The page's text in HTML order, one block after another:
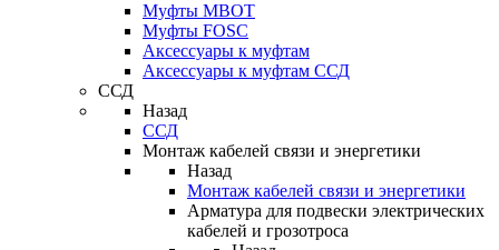
Муфты МВОТ
Муфты FOSC
Аксессуары к муфтам
Аксессуары к муфтам ССД
ССД
Назад
ССД
Монтаж кабелей связи и энергетики
Назад
Монтаж кабелей связи и энергетики
Арматура для подвески электрических
кабелей и грозотроса